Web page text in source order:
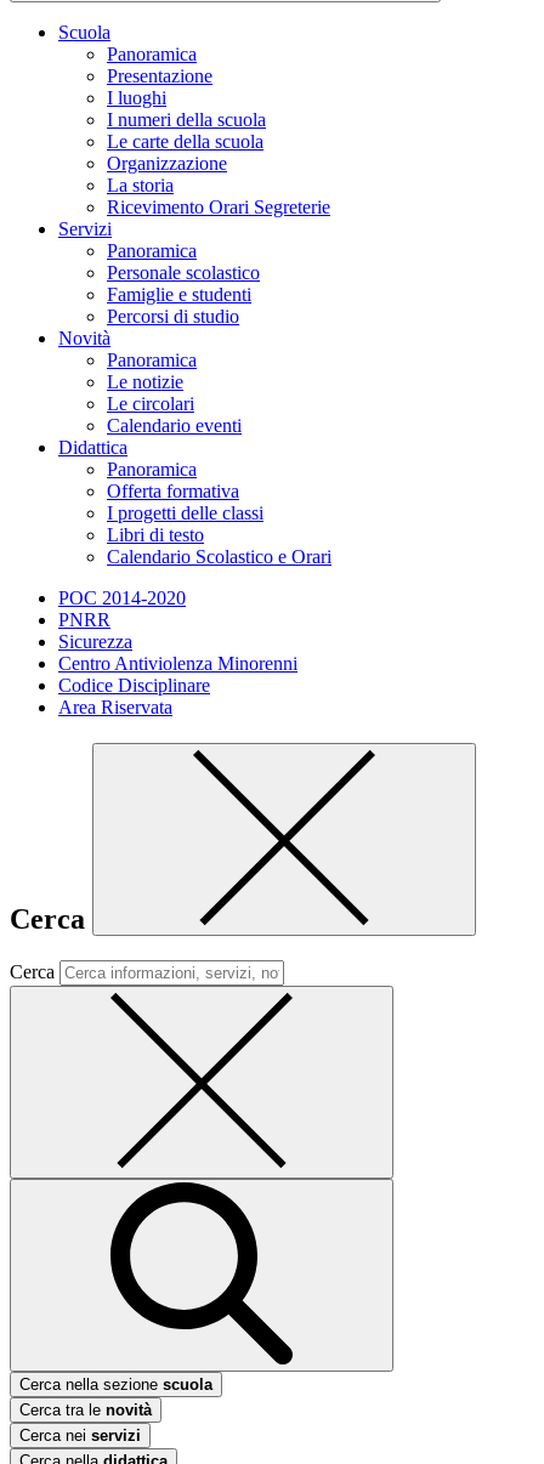
Scuola
Panoramica
Presentazione
I luoghi
I numeri della scuola
Le carte della scuola
Organizzazione
La storia
Ricevimento Orari Segreterie
Servizi
Panoramica
Personale scolastico
Famiglie e studenti
Percorsi di studio
Novità
Panoramica
Le notizie
Le circolari
Calendario eventi
Didattica
Panoramica
Offerta formativa
I progetti delle classi
Libri di testo
Calendario Scolastico e Orari
POC 2014-2020
PNRR
Sicurezza
Centro Antiviolenza Minorenni
Codice Disciplinare
Area Riservata
Cerca
Cerca
Cerca nella sezione scuola
Cerca tra le novità
Cerca nei servizi